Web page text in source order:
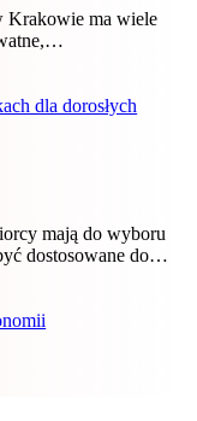
Krakowie ma wiele
dla dorosłych
mają do wyboru
dostosowane do…